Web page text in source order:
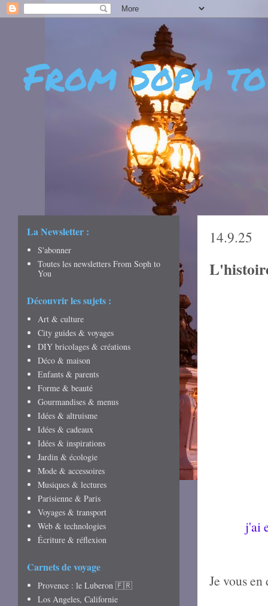
From Soph
- DÉCOUVERTES -
CRÉATIVITÉ - ART
14.9.25
j'ai
Je vous
La Newsletter :
S'abonner
Toutes les newsletters From Soph to
You
Découvrir les sujets :
Art & culture
City guides & voyages
DIY bricolages & créations
Déco & maison
Enfants & parents
Forme & beauté
Gourmandises & menus
Idées & altruisme
Idées & cadeaux
Idées & inspirations
Jardin & écologie
Mode & accessoires
Musiques & lectures
Parisienne & Paris
Voyages & transport
Web & technologies
Écriture & réflexion
Carnets de voyage
Provence : le Luberon 🇫🇷
Los Angeles, Californie